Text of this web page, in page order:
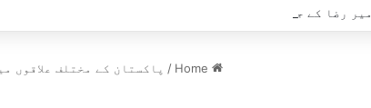
میر رضا کے جسم پر متعدد تشدد کے نشانات پائے گئے، چوٹیں
/ پاکستان کے مختلف علاقوں میں شدید